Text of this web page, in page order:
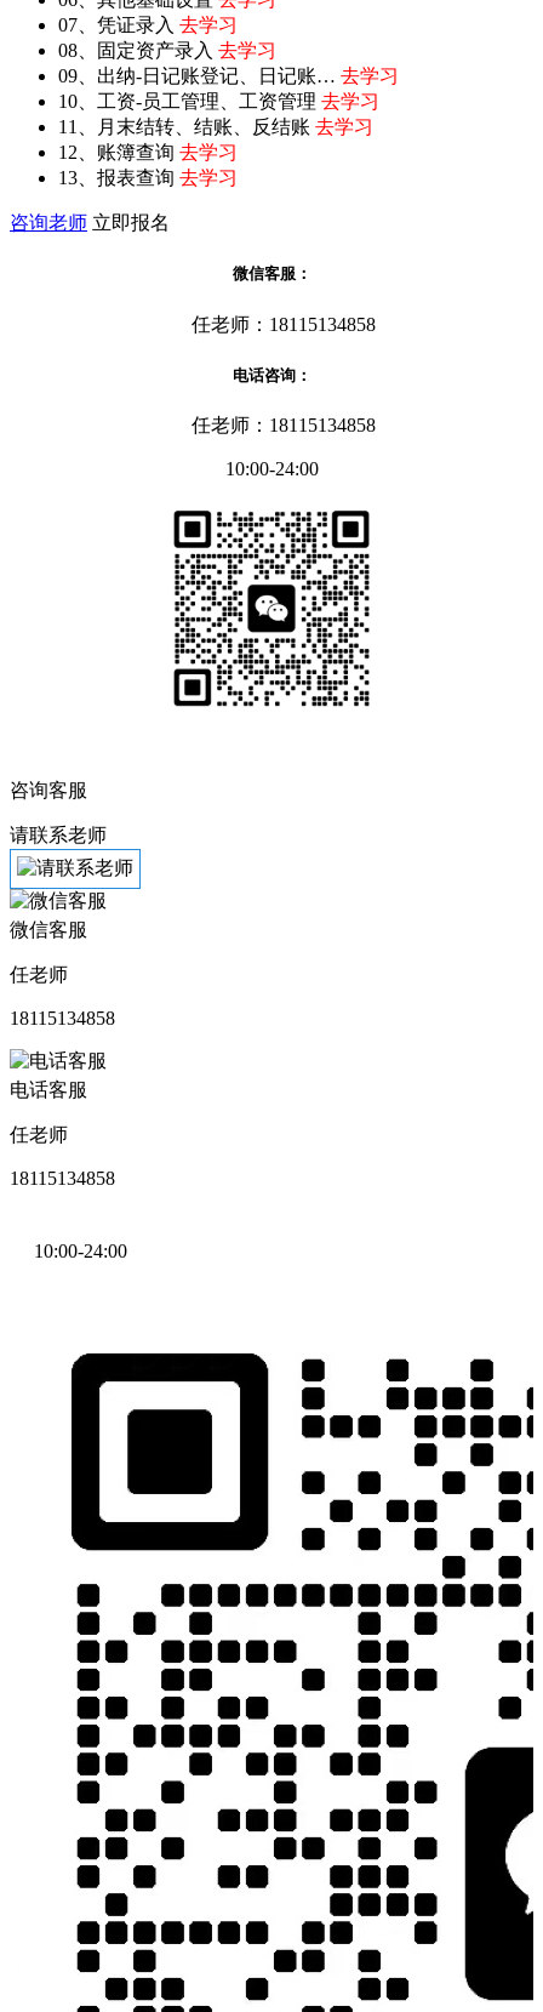
07、凭证录入 去学习
08、固定资产录入 去学习
09、出纳-日记账登记、日记账… 去学习
10、工资-员工管理、工资管理 去学习
11、月末结转、结账、反结账 去学习
12、账簿查询 去学习
13、报表查询 去学习
咨询老师 立即报名
微信客服：
任老师：18115134858
电话咨询：
任老师：18115134858
10:00-24:00
咨询客服
请联系老师
微信客服
任老师
18115134858
电话客服
任老师
18115134858
10:00-24:00